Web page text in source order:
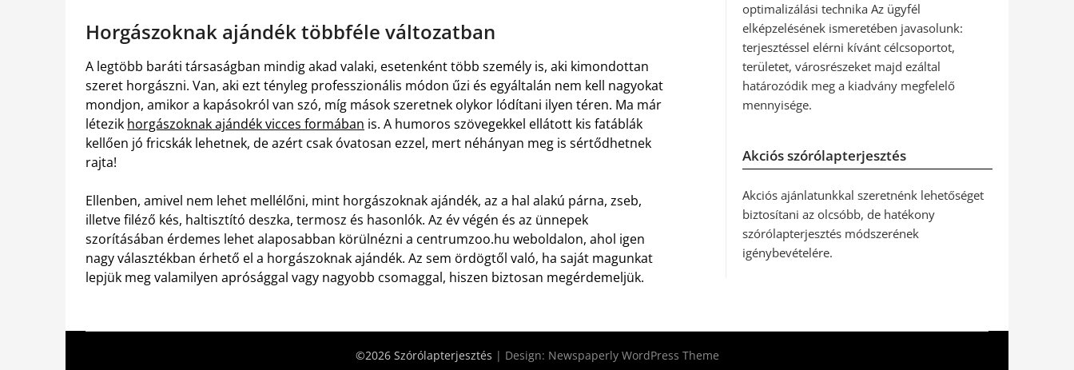
Horgászoknak ajándék többféle változatban
A legtöbb baráti társaságban mindig akad valaki, esetenként több személy is, aki kimondottan
szeret horgászni. Van, aki ezt tényleg professzionális módon űzi és egyáltalán nem kell nagyokat
mondjon, amikor a kapásokról van szó, míg mások szeretnek olykor lódítani ilyen téren. Ma már
létezik horgászoknak ajándék vicces formában is. A humoros szövegekkel ellátott kis fatáblák
kellően jó fricskák lehetnek, de azért csak óvatosan ezzel, mert néhányan meg is sértődhetnek
rajta!
Ellenben, amivel nem lehet mellélőni, mint horgászoknak ajándék, az a hal alakú párna, zseb,
illetve filéző kés, haltisztító deszka, termosz és hasonlók. Az év végén és az ünnepek
szorításában érdemes lehet alaposabban körülnézni a centrumzoo.hu weboldalon, ahol igen
nagy választékban érhető el a horgászoknak ajándék. Az sem ördögtől való, ha saját magunkat
lepjük meg valamilyen aprósággal vagy nagyobb csomaggal, hiszen biztosan megérdemeljük.
optimalizálási technika Az ügyfél
elképzelésének ismeretében javasolunk:
terjesztéssel elérni kívánt célcsoportot,
területet, városrészeket majd ezáltal
határozódik meg a kiadvány megfelelő
mennyisége.
Akciós szórólapterjesztés
Akciós ajánlatunkkal szeretnénk lehetőséget
biztosítani az olcsóbb, de hatékony
szórólapterjesztés módszerének
igénybevételére.
©2026 Szórólapterjesztés | Design: Newspaperly WordPress Theme